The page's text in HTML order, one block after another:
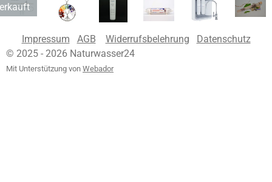
Impressum AGB Widerrufsbelehrung
Datenschutz
© 2025 - 2026 Naturwasser24
Mit Unterstützung von Webador